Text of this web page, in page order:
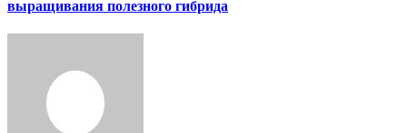
выращивания полезного гибрида